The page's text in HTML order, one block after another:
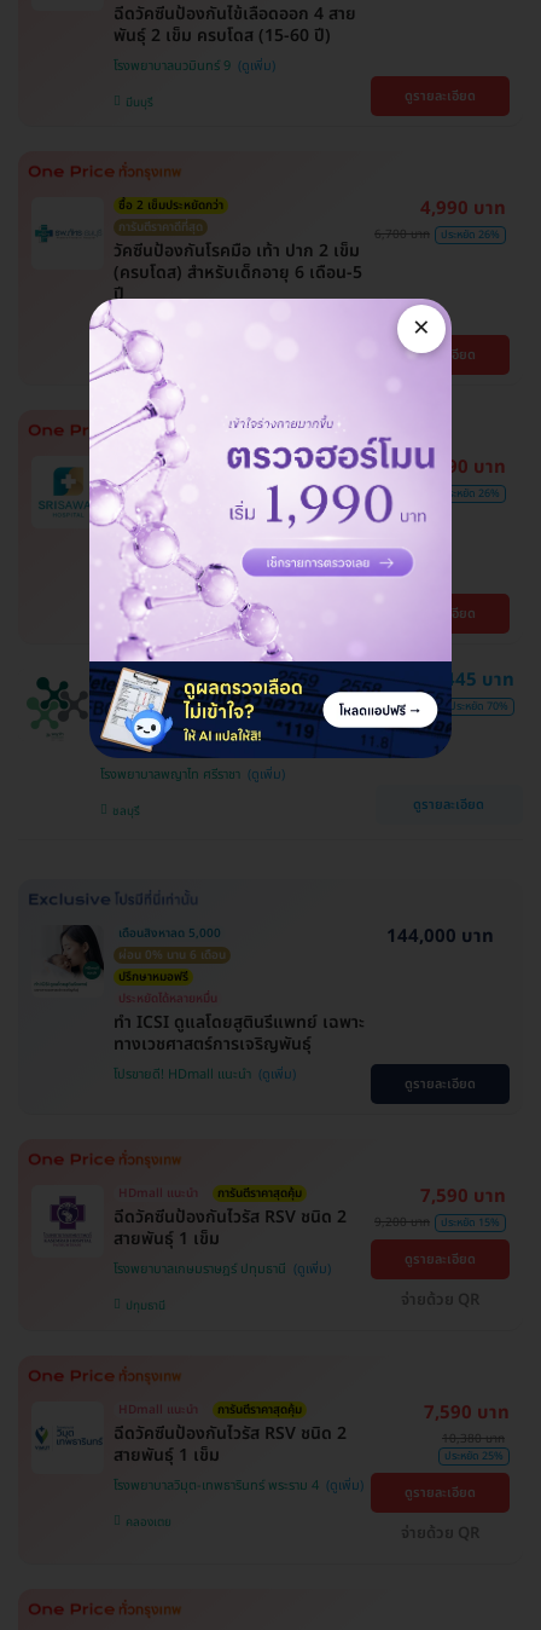
ฉีดวัคซีนป้องกันไข้เลือดออก 4 สาย
พันธุ์ 2 เข็ม ครบโดส (15-60 ปี)
โรงพยาบาลนวมินทร์ 9
มีนบุรี ดูรายละเอียด
ซื้อ 2 เข็มประหยัดกว่า
การันตีราคาดีที่สุด
วัคซีนป้องกันโรคมือ เท้า ปาก 2 เข็ม
(ครบโดส) สำหรับเด็กอายุ 6 เดือน-5
ปี
โรงพยาบาลภัทร-ธนบุรี
ปทุมธานี
4,990 บาท
6,700 บาท ประหยัด 26%
ดูรายละเอียด
ซื้อ 2 เข็มประหยัดกว่า
การันตีราคาดีที่สุด
วัคซีนป้องกันโรคมือ เท้า ปาก 2 เข็ม
(ครบโดส) สำหรับเด็กอายุ 6 เดือน-5
ปี
โรงพยาบาลศรีสวรรค์ ราชพฤกษ์
ตลิ่งชัน
4,990 บาท
6,700 บาท ประหยัด 26%
ดูรายละเอียด
ราคาพิเศษถึง 16 ส.ค. เท่านั้น
ตรวจภาวะกระดูกพรุนแขน + หลัง +
สะโพก (Bone Density 3 Parts) ด้วย
เครื่อง DEXA Scan (40 ปีขึ้นไป)
โรงพยาบาลพญาไท ศรีราชา
ชลบุรี
1,445 บาท
4,770 บาท ประหยัด 70%
ดูรายละเอียด
เดือนสิงหาลด 5,000
ผ่อน 0% นาน 6 เดือน
ปรึกษาหมอฟรี
ประหยัดได้หลายหมื่น
ทำ ICSI ดูแลโดยสูตินรีแพทย์ เฉพาะ
ทางเวชศาสตร์การเจริญพันธ์ุ
โปรขายดี! HDmall แนะนำ
144,000 บาท
ดูรายละเอียด
HDmall แนะนำ การันตีราคาสุดคุ้ม
ฉีดวัคซีนป้องกันไวรัส RSV ชนิด 2
สายพันธ์ุ 1 เข็ม
โรงพยาบาลเกษมราษฎร์ ปทุมธานี
ปทุมธานี
7,590 บาท
9,200 บาท ประหยัด 15%
ดูรายละเอียด
จ่ายด้วย QR
HDmall แนะนำ การันตีราคาสุดคุ้ม
ฉีดวัคซีนป้องกันไวรัส RSV ชนิด 2
สายพันธ์ุ 1 เข็ม
โรงพยาบาลวิมุต-เทพธารินทร์ พระราม 4
คลองเตย
7,590 บาท
10,380 บาท
ประหยัด 25%
ดูรายละเอียด
จ่ายด้วย QR
×